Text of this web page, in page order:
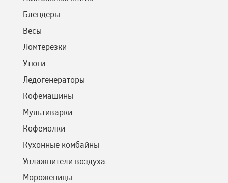
Блендеры
Весы
Ломтерезки
Утюги
Ледогенераторы
Кофемашины
Мультиварки
Кофемолки
Кухонные комбайны
Увлажнители воздуха
Мороженицы